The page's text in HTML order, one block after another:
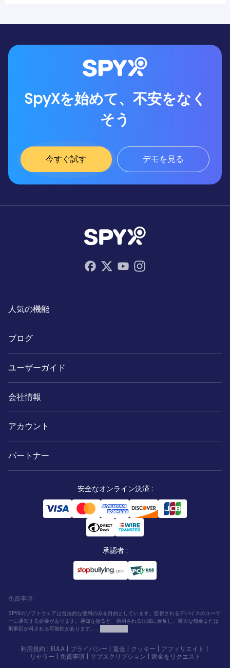
SpyXを始めて、不安をなく
そう
今すぐ試す デモを見る
人気の機能
ブログ
ユーザーガイド
会社情報
アカウント
パートナー
安全なオンライン決済 :
承認者 :
免責事項 :
SPYXのソフトウェアは合法的な使用のみを目的としています。監視されるデバイスのユーザ
ーに通知する必要があります。通知を怠ると、適用される法律に違反し、重大な罰金または
刑事罰が科される可能性があります。...
利用規約 | EULA | プライバシー | 返金 | クッキー | アフィリエイト |
リセラー | 免責事項 | サブスクリプション | 返金をリクエスト